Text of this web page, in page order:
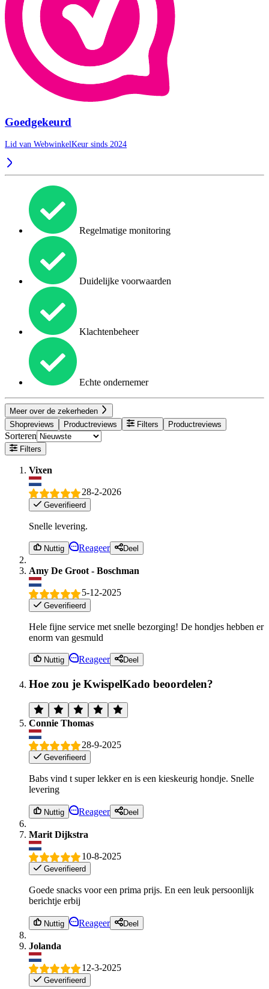
Goedgekeurd
Lid van WebwinkelKeur sinds 2024
Regelmatige monitoring
Duidelijke voorwaarden
Klachtenbeheer
Echte ondernemer
Meer over de zekerheden
Shopreviews
Productreviews Filters Productreviews
Sorteren
Filters
Vixen
28-2-2026
Geverifieerd
Snelle levering.
Nuttig Reageer Deel
Amy De Groot - Boschman
5-12-2025
Geverifieerd
Hele fijne service met snelle bezorging! De hondjes hebben er
enorm van gesmuld
Nuttig Reageer Deel
Hoe zou je KwispelKado beoordelen?
Connie Thomas
28-9-2025
Geverifieerd
Babs vind t super lekker en is een kieskeurig hondje. Snelle
levering
Nuttig Reageer Deel
Marit Dijkstra
10-8-2025
Geverifieerd
Goede snacks voor een prima prijs. En een leuk persoonlijk
berichtje erbij
Nuttig Reageer Deel
Jolanda
12-3-2025
Geverifieerd